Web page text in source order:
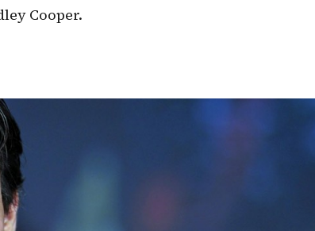
Cooper.